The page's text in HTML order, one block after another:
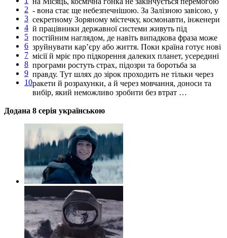
2
3
4
5
6
7
8
9
10
- вона стає ще небезпечнішою. За Залізною завісою, у
секретному Зоряному містечку, космонавти, інженери
й працівники державної системи живуть під
постійним наглядом, де навіть випадкова фраза може
зруйнувати кар’єру або життя. Поки країна готує нові
місії й мріє про підкорення далеких планет, усередині
програми ростуть страх, підозри та боротьба за
правду. Тут шлях до зірок проходить не тільки через
ракети й розрахунки, а й через мовчання, доноси та
вибір, який неможливо зробити без втрат …
Додана 8 серія українською